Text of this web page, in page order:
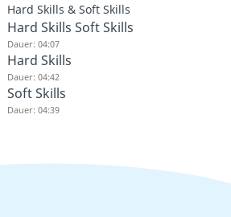
Hard Skills & Soft Skills
Hard Skills Soft Skills
Dauer: 04:07
Hard Skills
Dauer: 04:42
Soft Skills
Dauer: 04:39